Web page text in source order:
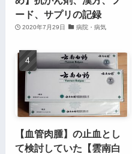
ード、サプリの記録
2020年7月29日 病院・病気
【血管肉腫】の止血とし
て検討していた【雲南白